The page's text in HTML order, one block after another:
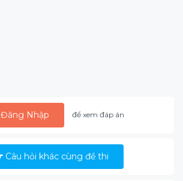
Đăng Nhập để xem đáp án
Câu hỏi khác cùng đề thi